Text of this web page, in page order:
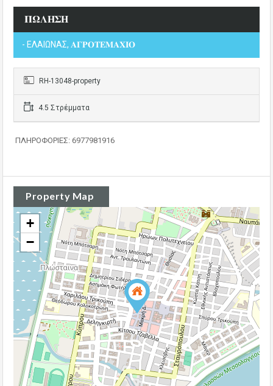
𝚷𝛀𝚲𝚮𝚺𝚮
- ΕΛΑΙΩΝΑΣ, 𝚨𝚪𝚸𝚶𝚻𝚬𝚳𝚨𝚾𝚰𝚶
RH-13048-property
4.5 Στρέμματα
ΠΛΗΡΟΦΟΡΙΕΣ: 6977981916
Property Map
+
−